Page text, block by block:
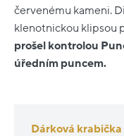
červenému kameni.
klenotnickou klipsou
prošel kontrolou
úředním puncem.
Dárková krabička